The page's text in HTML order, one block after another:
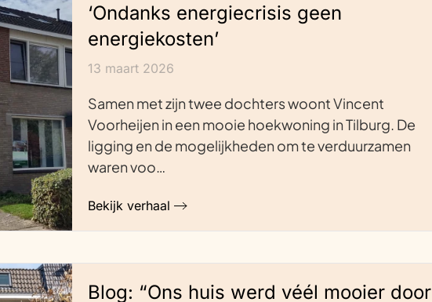
‘Ondanks energiecrisis geen
energiekosten’
13 maart 2026
Samen met zijn twee dochters woont Vincent
Voorheijen in een mooie hoekwoning in Tilburg. De
ligging en de mogelijkheden om te verduurzamen
waren voo…
Bekijk verhaal
Blog: “Ons huis werd véél mooier door